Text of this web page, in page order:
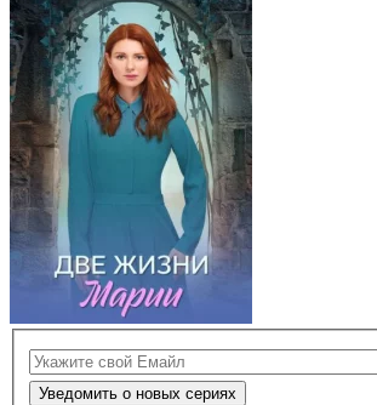
Уведомить о новых сериях